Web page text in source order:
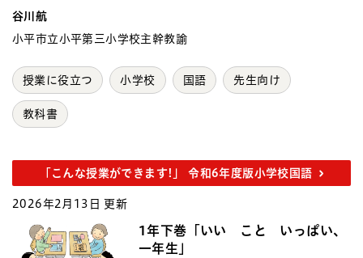
谷川航
小平市立小平第三小学校主幹教諭
授業に役立つ 小学校 国語 先生向け
教科書
「こんな授業ができます!」 令和6年度版小学校国語
2026年2月13日 更新
1年下巻「いい こと いっぱい、
一年生」